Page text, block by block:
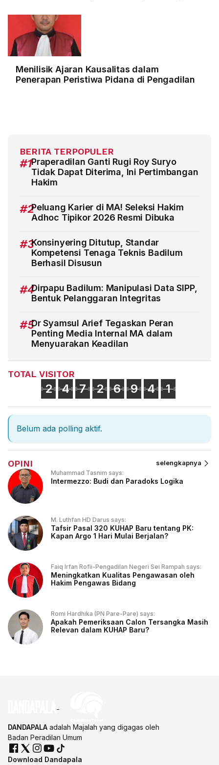
Menilisik Ajaran Kausalitas dalam
Penerapan Peristiwa Pidana di Pengadilan
BERITA TERPOPULER
#1Praperadilan Ganti Rugi Roy Suryo
Tidak Dapat Diterima, Ini Pertimbangan
Hakim
#2Peluang Karier di MA! Seleksi Hakim
Adhoc Tipikor 2026 Resmi Dibuka
#3Konsinyering Ditutup, Standar
Kompetensi Tenaga Teknis Badilum
Berhasil Disusun
#4Dirpapu Badilum: Manipulasi Data SIPP,
Bentuk Pelanggaran Integritas
#5Dr Syamsul Arief Tegaskan Peran
Penting Media Internal MA dalam
Menyuarakan Keadilan
TOTAL VISITOR
2 4 7 2 6 9 4 1
Belum ada polling aktif.
OPINI selengkapnya
Muhammad Tasnim says:
Intermezzo: Budi dan Paradoks Logika
M. Luthfan HD Darus says:
Tafsir Pasal 320 KUHAP Baru tentang PK:
Kapan Argo 1 Hari Mulai Berjalan?
Faiq Irfan Rofii-Pengadilan Negeri Sei Rampah says:
Meningkatkan Kualitas Pengawasan oleh
Hakim Pengawas Bidang
Romi Hardhika (PN Pare-Pare) says:
Apakah Pemeriksaan Calon Tersangka Masih
Relevan dalam KUHAP Baru?
DANDAPALA adalah Majalah yang digagas oleh
Badan Peradilan Umum
Download Dandapala